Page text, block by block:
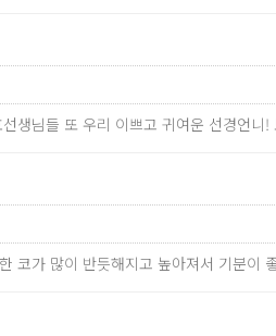
생님들 또 우리 이쁘고 귀여운 선경언
코가 많이 반듯해지고 높아져서 기분